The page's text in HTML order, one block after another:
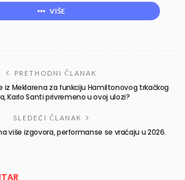
VIŠE
PRETHODNI ČLANAK
iz Meklarena za funkciju Hamiltonovog trkačkog
Karlo Santi privremeno u ovoj ulozi?
SLEDEĆI ČLANAK
više izgovora, performanse se vraćaju u 2026.